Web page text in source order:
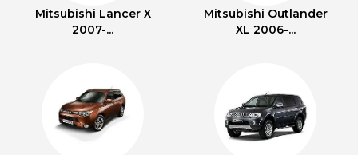
Mitsubishi Lancer X
2007-...
Mitsubishi Outlander
XL 2006-...